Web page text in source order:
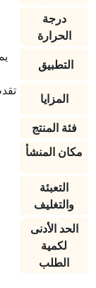
درجة
الحرارة
التطبيق
المزايا
فئة المنتج
مكان المنشأ
التعبئة
والتغليف
الحد الأدنى
لكمية
الطلب